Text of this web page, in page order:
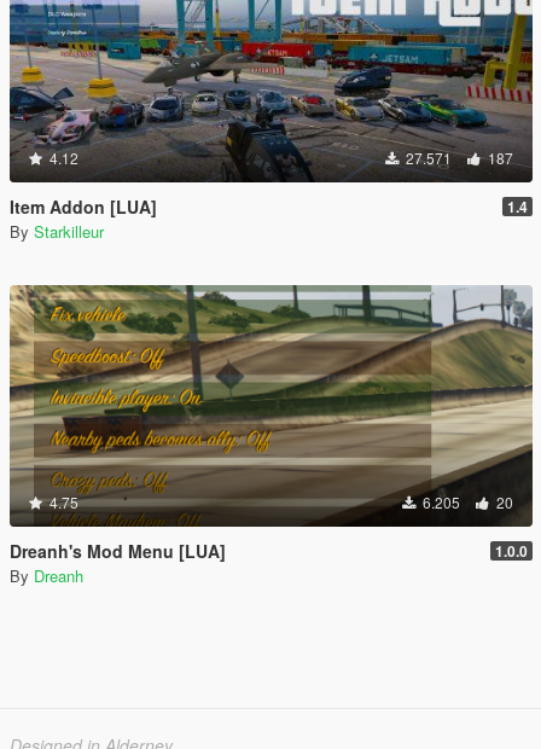
4.12 27.571 187
Item Addon [LUA] 1.4
By Starkilleur
4.75 6.205 20
Dreanh's Mod Menu [LUA] 1.0.0
By Dreanh